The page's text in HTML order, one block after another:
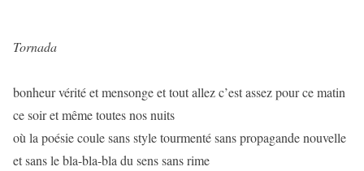
Tornada
bonheur vérité et mensonge et tout allez c’est assez pour ce matin
ce soir et même toutes nos nuits
où la poésie coule sans style tourmenté sans propagande nouvelle
et sans le bla-bla-bla du sens sans rime